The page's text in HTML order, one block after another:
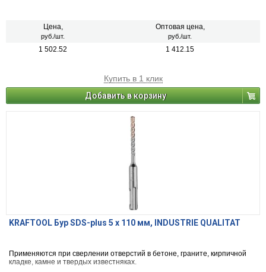
Цена,
руб./шт.
Оптовая цена,
руб./шт.
1 502.52 1 412.15
Купить в 1 клик
Добавить в корзину
KRAFTOOL Бур SDS-plus 5 x 110 мм, INDUSTRIE QUALITAT
Применяются при сверлении отверстий в бетоне, граните, кирпичной
кладке, камне и твердых известняках.